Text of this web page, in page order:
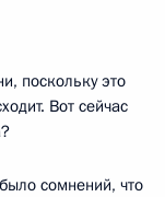
поскольку это
Вот сейчас
сомнений, что